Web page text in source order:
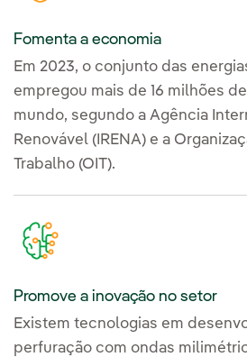
Fomenta a economia
Em 2023, o conjunto das
empregou mais de 16 milhões
mundo, segundo a Agência
Renovável (IRENA) e a
Trabalho (OIT).
Promove a inovação no setor
Existem tecnologias em
perfuração com ondas